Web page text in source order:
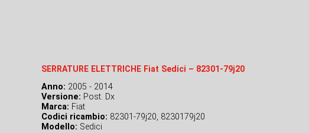
SERRATURE ELETTRICHE Fiat Sedici – 82301-79j20
Anno: 2005 - 2014
Versione: Post. Dx
Marca: Fiat
Codici ricambio: 82301-79j20, 8230179j20
Modello: Sedici